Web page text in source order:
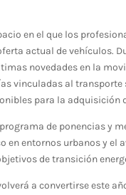
en el que los
actual de vehículos.
novedades en la
vinculadas al
para la adquisición
de ponencias y
en entornos urbanos y el
de transición
a convertirse este